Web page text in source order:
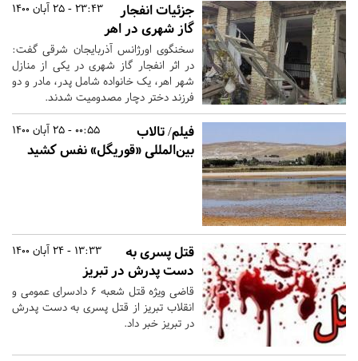
23:43 - 25 آبان 1400
جزئیات انفجار
گاز شهری در اهر
سخنگوی اورژانس آذربایجان شرقی گفت:
در اثر انفجار گاز شهری در یکی از منازل
شهر اهر، یک خانواده شامل پدر، مادر و دو
فرزند دختر دچار مصدومیت شدند.
00:55 - 25 آبان 1400
فیلم/ تالاب
بین‌المللی «قوریگل» نفس کشید
13:33 - 24 آبان 1400
قتل پسری به
دست پدرش در تبریز
قاضی ویژه قتل شعبه ۶ دادسرای عمومی و
انقلاب تبریز از قتل پسری به دست پدرش
در تبریز خبر داد.